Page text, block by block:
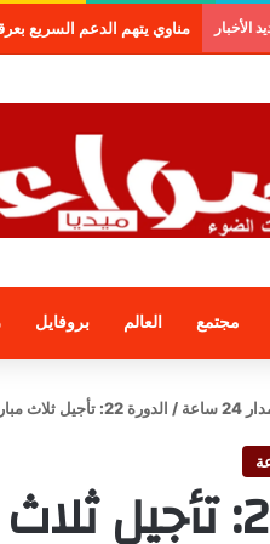
الأخبار مناوي يتهم الدعم السريع بعرقلة
مجتمع العالم بروفايل
/ الدورة 22: تأجيل ثلاث مباريات بسبب الحجر